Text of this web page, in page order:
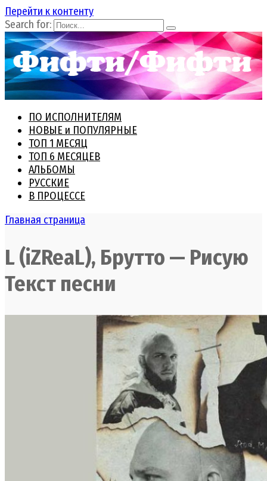
Перейти к контенту
Search for:
ПО ИСПОЛНИТЕЛЯМ
НОВЫЕ и ПОПУЛЯРНЫЕ
ТОП 1 МЕСЯЦ
ТОП 6 МЕСЯЦЕВ
АЛЬБОМЫ
РУССКИЕ
В ПРОЦЕССЕ
Главная страница
L (iZReaL), Брутто — Рисую
Текст песни